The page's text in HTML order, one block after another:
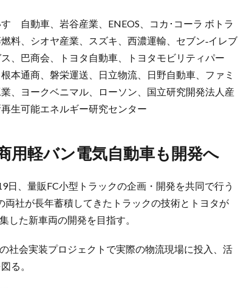
ゞ自動車、岩谷産業、ENEOS、コカ･コーラ ボトラ
料、シオヤ産業、スズキ、西濃運輸、セブン‐イレブ
、巴商会、トヨタ自動車、トヨタモビリティパー
本通商、磐栄運送、日立物流、日野自動車、ファミ
、ヨークベニマル、ローソン、国立研究開発法人産
生可能エネルギー研究センター
用軽バン電気自動車も開発へ
日、量販FC小型トラックの企画・開発を共同で行う
社が長年蓄積してきたトラックの技術とトヨタが
した新車両の開発を目指す。
社会実装プロジェクトで実際の物流現場に投入、活
る。